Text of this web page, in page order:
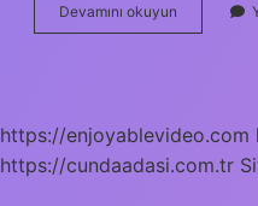
Devamını okuyun
Anhidrit
https://enjoyablevideo.com
https://cundaadasi.com.tr